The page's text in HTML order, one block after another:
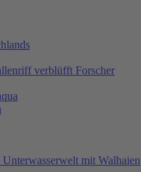
verblüfft Forscher
mit Walhaien